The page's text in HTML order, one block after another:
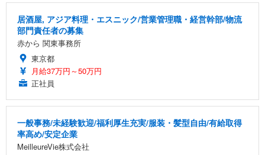
居酒屋, アジア料理・エスニック/営業管理職・経営幹部/物流
部門責任者の募集
赤から 関東事務所
東京都
月給37万円～50万円
正社員
一般事務/未経験歓迎/福利厚生充実/服装・髪型自由/有給取得
率高め/安定企業
MeilleureVie株式会社